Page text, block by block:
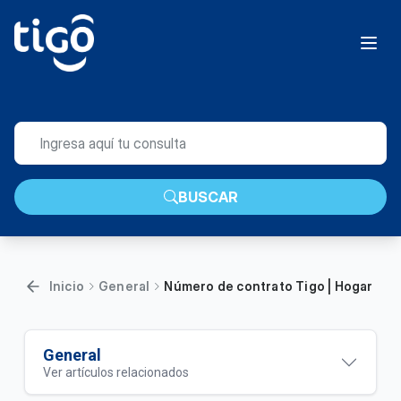
BUSCAR
Inicio General Número de contrato Tigo | Hogar
General
Ver artículos relacionados